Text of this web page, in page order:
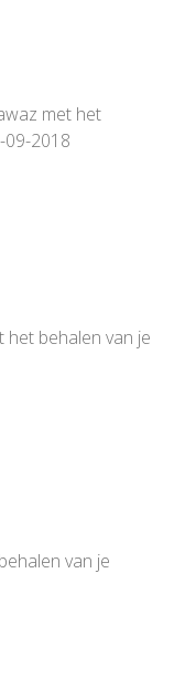
met het
09-2018
het behalen van je
van je